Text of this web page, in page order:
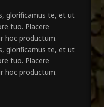
glorificamus te, et ut
tuo. Placere
hoc productum.
glorificamus te, et ut
tuo. Placere
hoc productum.